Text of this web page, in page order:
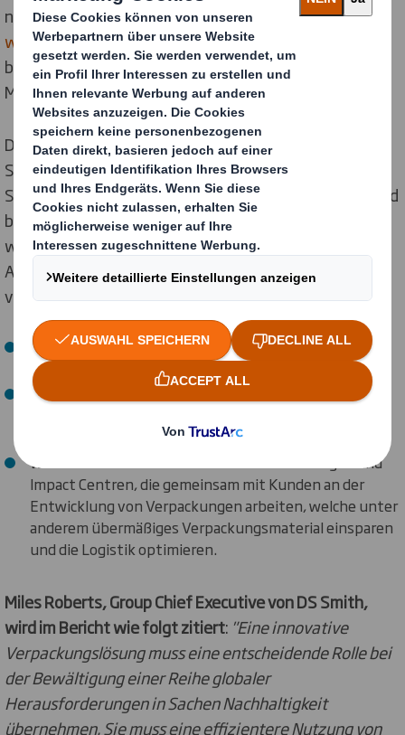
neuen Ziele sammeln, die im Detail unter
www.dssmith.com/company/sustainability
beschrieben sind. Ein erster Bericht hierzu wird in 12
Monaten erscheinen.
Der Bericht verdeutlicht auch die Fortschritte, die DS
Smith in Bezug auf bestehende Zielsetzungen und
Selbstverpflichtungen gemacht hat. 71% der Ziele sind
bereits erreicht oder liegen im Zeitplan. Viele davon
wurden nun in die neun neuen Ziele und internen
Aktionspläne integriert. Wichtige Fortschritte in den
vergangenen 12 Monaten:
FSC®-Zertifizierung für 95% aller Standorte innerhalb
der Divisionen Packaging und Paper.
Verbesserte EcoVadis-Einstufung – weiter unter den
Organisationen vertreten.
Weiterer Aufbau eines Netzwerks von PackRight und
Impact Centren, die gemeinsam mit Kunden an der
Entwicklung von Verpackungen arbeiten, welche unter
anderem übermäßiges Verpackungsmaterial einsparen
und die Logistik optimieren.
Miles Roberts, Group Chief Executive von DS Smith,
wird im Bericht wie folgt zitiert: "Eine innovative
Verpackungslösung muss eine entscheidende Rolle bei
der Bewältigung einer Reihe globaler
Herausforderungen in Sachen Nachhaltigkeit
übernehmen. Sie muss eine effizientere Nutzung von